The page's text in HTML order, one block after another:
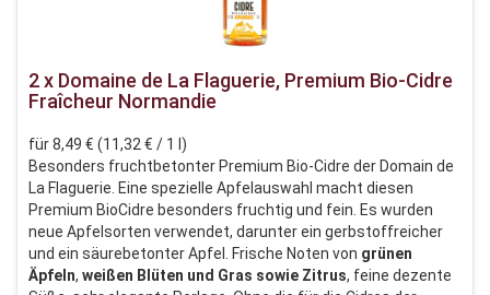
2 x Domaine de La Flaguerie, Premium Bio-Cidre
Fraîcheur Normandie
für 8,49 € (11,32 € / 1 l)
Besonders fruchtbetonter Premium Bio-Cidre der Domain de
La Flaguerie. Eine spezielle Apfelauswahl macht diesen
Premium BioCidre besonders fruchtig und fein. Es wurden
neue Apfelsorten verwendet, darunter ein gerbstoffreicher
und ein säurebetonter Apfel. Frische Noten von grünen
Äpfeln, weißen Blüten und Gras sowie Zitrus, feine dezente